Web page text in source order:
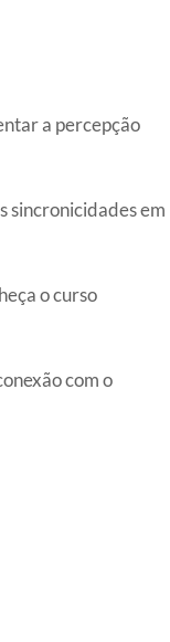
a percepção
sincronicidades em
o curso
com o